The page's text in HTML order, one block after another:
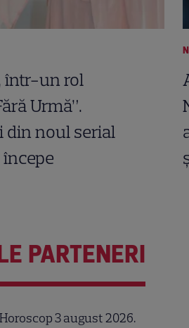
într-un rol
Urmă”.
din noul serial
începe
PARTENERI
Horoscop 3 august 2026.